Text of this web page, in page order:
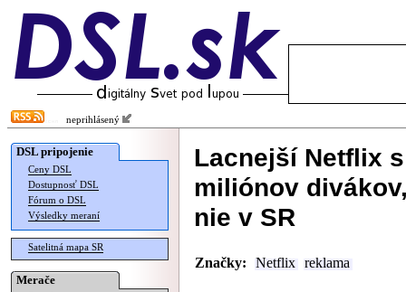
neprihlásený
DSL pripojenie
Ceny DSL
Dostupnosť DSL
Fórum o DSL
Výsledky meraní
Satelitná mapa SR
Merače
Lacnejší Netflix
miliónov
nie v SR
Značky: Netflix reklama